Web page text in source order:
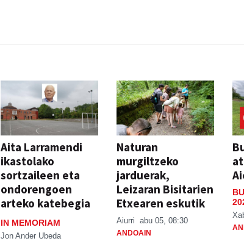
Aita Larramendi
ikastolako
sortzaileen eta
ondorengoen
arteko katebegia
IN MEMORIAM
Jon Ander Ubeda
Naturan
murgiltzeko
jarduerak,
Leizaran Bisitarien
Etxearen eskutik
Aiurri abu 05, 08:30
ANDOAIN